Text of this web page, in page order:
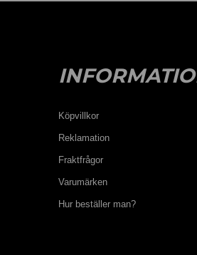
Köpvillkor
Reklamation
Fraktfrågor
Varumärken
Hur beställer man?